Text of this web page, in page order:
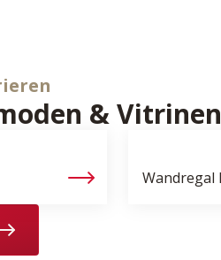
& Vitrinen
Wandregal